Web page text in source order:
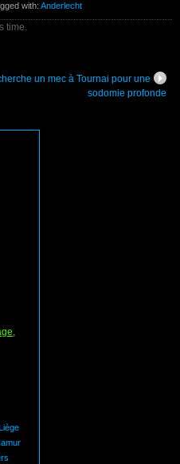
with:Anderlecht
time.
un mec à Tournai pour une
sodomie profonde